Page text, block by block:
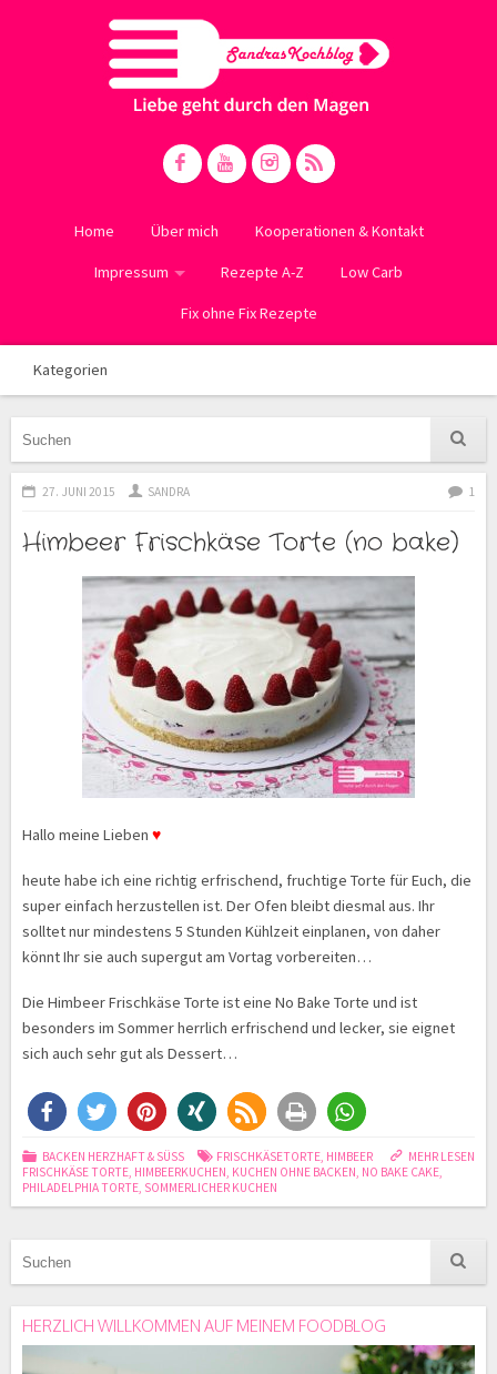
Home Über mich Kooperationen & Kontakt
Impressum Rezepte A-Z Low Carb
Fix ohne Fix Rezepte
Kategorien
27. JUNI 2015 SANDRA 1
Himbeer Frischkäse Torte (no bake)
Hallo meine Lieben ♥
heute habe ich eine richtig erfrischend, fruchtige Torte für Euch, die
super einfach herzustellen ist. Der Ofen bleibt diesmal aus. Ihr
solltet nur mindestens 5 Stunden Kühlzeit einplanen, von daher
könnt Ihr sie auch supergut am Vortag vorbereiten…
Die Himbeer Frischkäse Torte ist eine No Bake Torte und ist
besonders im Sommer herrlich erfrischend und lecker, sie eignet
sich auch sehr gut als Dessert…
MEHR LESEN
BACKEN HERZHAFT & SÜSS FRISCHKÄSETORTE, HIMBEER
FRISCHKÄSE TORTE, HIMBEERKUCHEN, KUCHEN OHNE BACKEN, NO BAKE CAKE,
PHILADELPHIA TORTE, SOMMERLICHER KUCHEN
HERZLICH WILLKOMMEN AUF MEINEM FOODBLOG